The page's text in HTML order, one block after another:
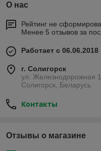
О нас
Рейтинг не
Менее 5 отзывов за
Работает с 06.06.2018
г. Солигорск
ул. Железнодорожная
Солигорск, Беларусь
Контакты
Отзывы о магазине